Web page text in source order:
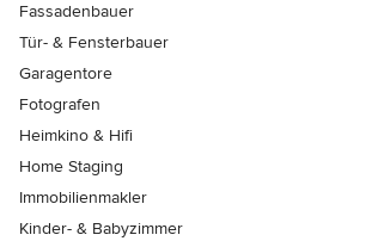
Fassadenbauer
Tür- & Fensterbauer
Garagentore
Fotografen
Heimkino & Hifi
Home Staging
Immobilienmakler
Kinder- & Babyzimmer